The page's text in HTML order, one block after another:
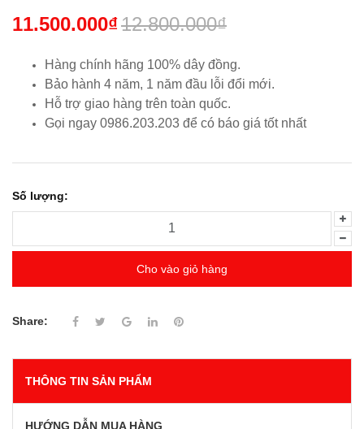
11.500.000₫12.800.000₫
Hàng chính hãng 100% dây đồng.
Bảo hành 4 năm, 1 năm đầu lỗi đổi mới.
Hỗ trợ giao hàng trên toàn quốc.
Gọi ngay 0986.203.203 để có báo giá tốt nhất
Số lượng:
Cho vào giỏ hàng
Share:
THÔNG TIN SẢN PHẨM
HƯỚNG DẪN MUA HÀNG